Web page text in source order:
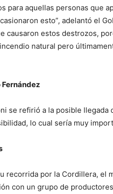
para aquellas personas que
esto”, adelantó el
causaron estos destrozos,
natural pero
se refirió a la posible llegada
lo cual sería muy
recorrida por la Cordillera, el
con un grupo de